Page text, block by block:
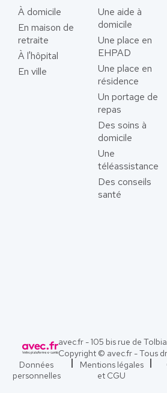
À domicile
En maison de
retraite
À l'hôpital
En ville
Une aide à
domicile
Une place en
EHPAD
Une place en
résidence
Un portage de
repas
Des soins à
domicile
Une
téléassistance
Des conseils
santé
avec.fr - 105 bis rue de
Copyright © avec.fr - Tous
Données
personnelles
Mentions légales
et CGU